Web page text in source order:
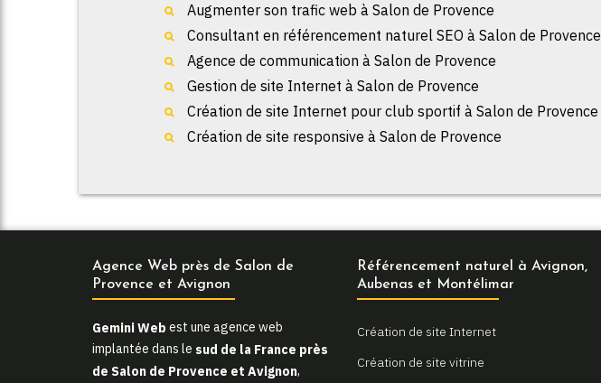
Augmenter son trafic web à Salon de Provence
Consultant en référencement naturel SEO à Salon de Provence
Agence de communication à Salon de Provence
Gestion de site Internet à Salon de Provence
Création de site Internet pour club sportif à Salon de Provence
Création de site responsive à Salon de Provence
Agence Web près de Salon de
Provence et Avignon
Gemini Web est une agence web
implantée dans le sud de la France près
de Salon de Provence et Avignon,
Référencement naturel à Avignon,
Aubenas et Montélimar
Création de site Internet
Création de site vitrine